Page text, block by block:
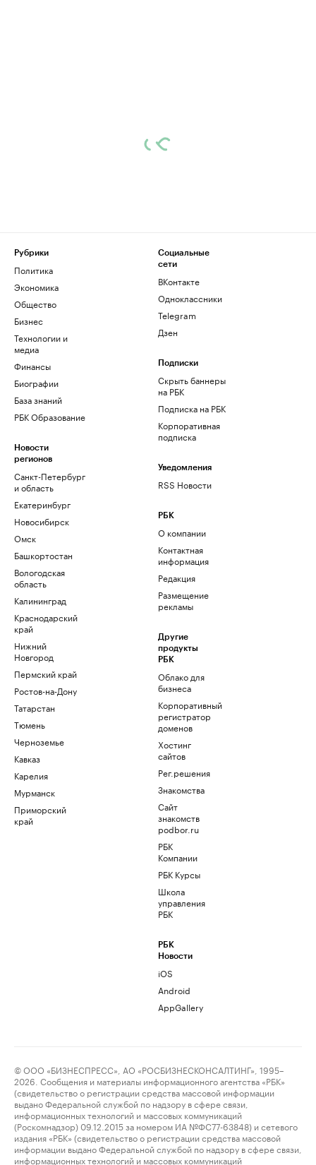
Рубрики
Политика
Экономика
Общество
Бизнес
Технологии и
медиа
Финансы
Биографии
База знаний
РБК Образование
Новости
регионов
Санкт-Петербург
и область
Екатеринбург
Новосибирск
Омск
Башкортостан
Вологодская
область
Калининград
Краснодарский
край
Нижний
Новгород
Пермский край
Ростов-на-Дону
Татарстан
Тюмень
Черноземье
Кавказ
Карелия
Мурманск
Приморский
край
Социальные
сети
ВКонтакте
Одноклассники
Telegram
Дзен
Подписки
Скрыть баннеры
на РБК
Подписка на РБК
Корпоративная
подписка
Уведомления
RSS Новости
РБК
О компании
Контактная
информация
Редакция
Размещение
рекламы
Другие
продукты
РБК
Облако для
бизнеса
Корпоративный
регистратор
доменов
Хостинг
сайтов
Рег.решения
Знакомства
Сайт
знакомств
podbor.ru
РБК
Компании
РБК Курсы
Школа
управления
РБК
РБК
Новости
iOS
Android
AppGallery
© ООО «БИЗНЕСПРЕСС», АО «РОСБИЗНЕСКОНСАЛТИНГ», 1995–
2026. Сообщения и материалы информационного агентства «РБК»
(свидетельство о регистрации средства массовой информации
выдано Федеральной службой по надзору в сфере связи,
информационных технологий и массовых коммуникаций
(Роскомнадзор) 09.12.2015 за номером ИА №ФС77-63848) и сетевого
издания «РБК» (свидетельство о регистрации средства массовой
информации выдано Федеральной службой по надзору в сфере связи,
информационных технологий и массовых коммуникаций